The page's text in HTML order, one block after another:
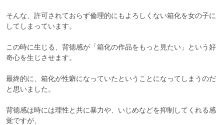
そんな、許可されておらず倫理的にもよろしくない箱化を女の子に
してしまっています。
この時に生じる、背徳感が「箱化の作品をもっと見たい」という好
奇心を生じさせます。
最終的に、箱化が性癖になっていたということになってしまうのだ
と思いました。
背徳感は時には理性と共に暴力や、いじめなどを抑制してくれる感
覚ですが、